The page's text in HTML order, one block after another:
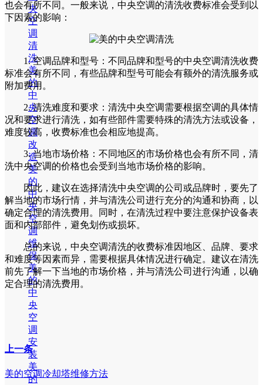
央
空
调
清
洗
美
的
中
央
空
调
改
造
美
的
中
央
空
调
维
保
美
的
中
央
空
调
安
装
美
的
也会有所不同。一般来说，中央空调的清洗收费标准会受到以
下因素的影响：
1. 空调品牌和型号：不同品牌和型号的中央空调清洗收费
标准会有所不同，有些品牌和型号可能会有额外的清洗服务或
附加费用。
2. 清洗难度和要求：清洗中央空调需要根据空调的具体情
况和要求进行清洗，如有些部件需要特殊的清洗方法或设备，
难度较高，收费标准也会相应地提高。
3. 当地市场价格：不同地区的市场价格也会有所不同，清
洗中央空调的价格也会受到当地市场价格的影响。
因此，建议在选择清洗中央空调的公司或品牌时，要先了
解当地的市场行情，并与清洗公司进行充分的沟通和协商，以
确定合理的清洗费用。同时，在清洗过程中要注意保护设备表
面和内部部件，避免划伤或损坏。
总的来说，中央空调清洗的收费标准因地区、品牌、要求
和难度等因素而异，需要根据具体情况进行确定。建议在清洗
前先了解一下当地的市场价格，并与清洗公司进行沟通，以确
定合理的清洗费用。
上一条
美的空调冷却塔维修方法